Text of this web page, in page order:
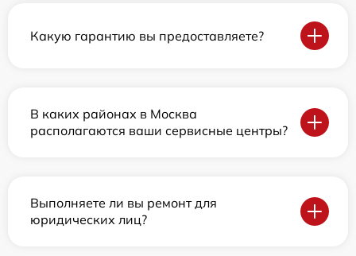
Какую гарантию вы предоставляете?
В каких районах в Москва
располагаются ваши сервисные центры?
Выполняете ли вы ремонт для
юридических лиц?